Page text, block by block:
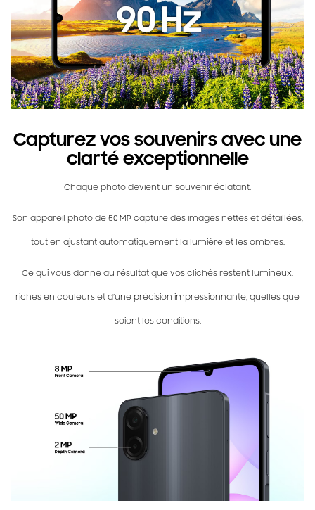
Capturez vos souvenirs avec une
clarté exceptionnelle
Chaque photo devient un souvenir éclatant.
Son appareil photo de 50 MP capture des images nettes et détaillées,
tout en ajustant automatiquement la lumière et les ombres.
Ce qui vous donne au résultat que vos clichés restent lumineux,
riches en couleurs et d’une précision impressionnante, quelles que
soient les conditions.